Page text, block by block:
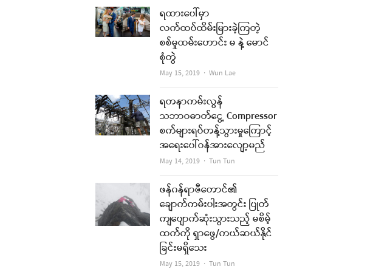
ရထားပေါ်မှာ
လက်ထပ်ထိမ်းမြားခဲ့ကြတဲ့
စစ်မှုထမ်းဟောင်း မ နဲ့ မောင်
စုံတွဲ
May 15, 2019 Author
Wun Lae
ရတနာကမ်းလွန်
သဘာဝဓာတ်ငွေ့ Compressor
စက်များရပ်တန့်သွားမှုကြောင့်
အရေးပေါ်ဝန်အားလျော့မည်
May 14, 2019 Author
Tun Tun
ဖန်ဂန်ရာဇီတောင်၏
ချောက်ကမ်းပါးအတွင်း ပြုတ်
ကျပျောက်ဆုံးသွားသည့် မစိမ့်
ထက်ကို ရှာဖွေ/ကယ်ဆယ်နိုင်
ခြင်းမရှိသေး
May 15, 2019 Author
Tun Tun